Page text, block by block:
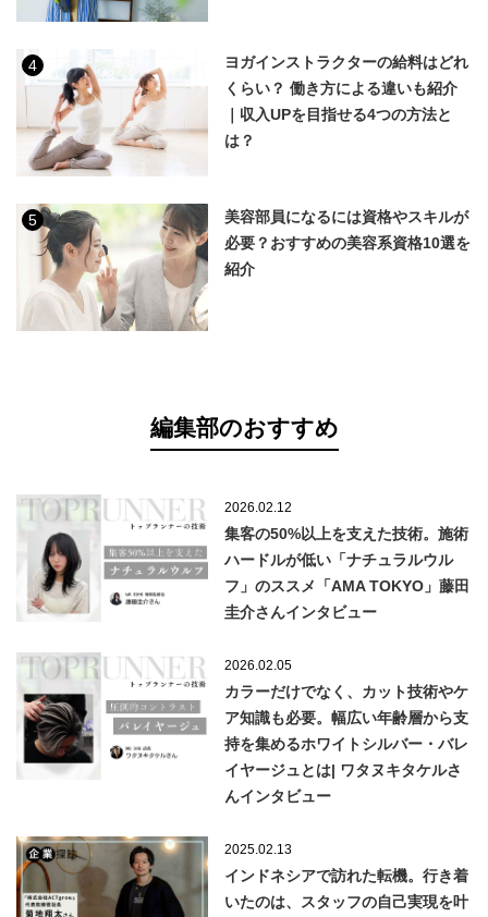
4
ヨガインストラクターの給料はどれ
くらい？ 働き方による違いも紹介
｜収入UPを目指せる4つの方法と
は？
5
美容部員になるには資格やスキルが
必要？おすすめの美容系資格10選を
紹介
編集部のおすすめ
2026.02.12
集客の50%以上を支えた技術。施術
ハードルが低い「ナチュラルウル
フ」のススメ「AMA TOKYO」藤田
圭介さんインタビュー
2026.02.05
カラーだけでなく、カット技術やケ
ア知識も必要。幅広い年齢層から支
持を集めるホワイトシルバー・バレ
イヤージュとは| ワタヌキタケルさ
んインタビュー
2025.02.13
インドネシアで訪れた転機。行き着
いたのは、スタッフの自己実現を叶